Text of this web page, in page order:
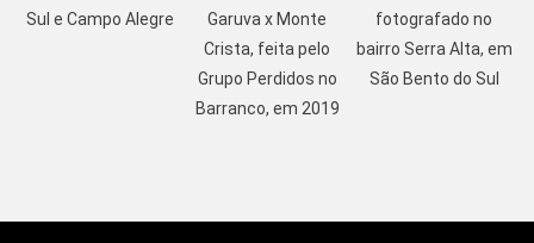
Sul e Campo Alegre
Garuva x Monte
Crista, feita pelo
Grupo Perdidos no
Barranco, em 2019
fotografado no
bairro Serra Alta, em
São Bento do Sul